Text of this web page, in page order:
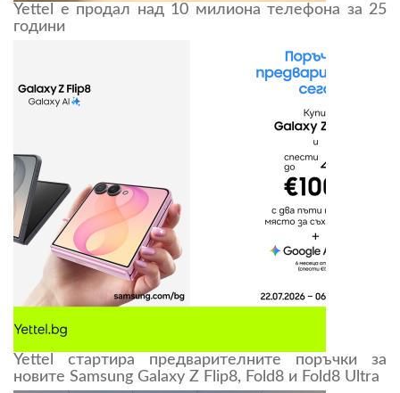
Yettel е продал над 10 милиона телефона за 25
години
Yettel стартира предварителните поръчки за
новите Samsung Galaxy Z Flip8, Fold8 и Fold8 Ultra